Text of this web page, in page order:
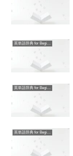
英単語辞典 for Beginners
英単語辞典 for Beginners
英単語辞典 for Beginners